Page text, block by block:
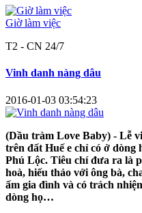
Giờ làm việc
T2 - CN 24/7
Vinh danh nàng dâu
2016-01-03 03:54:23
(Dầu tràm Love Baby) - Lễ
trên đất Huế e chỉ có ở
Phú Lộc. Tiêu chí đưa ra là
hoà, hiếu thảo với ông bà,
ấm gia đình và có trách
dòng họ…